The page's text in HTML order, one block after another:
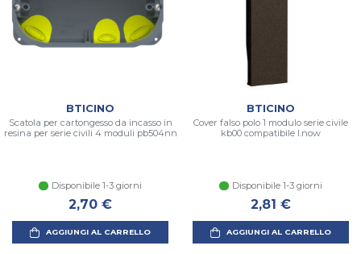
BTICINO
Scatola per cartongesso da incasso in
resina per serie civili 4 moduli pb504nn
Disponibile 1-3 giorni
2,70 €
AGGIUNGI AL CARRELLO
BTICINO
Cover falso polo 1 modulo serie civile
kb00 compatibile l.now
Disponibile 1-3 giorni
2,81 €
AGGIUNGI AL CARRELLO